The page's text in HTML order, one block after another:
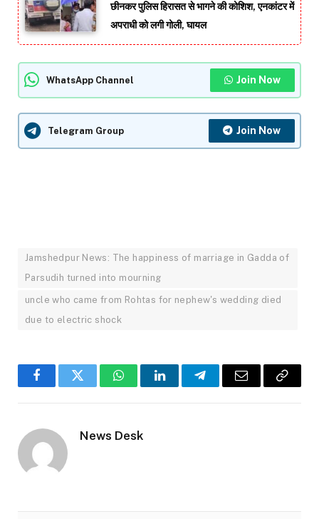
छीनकर पुलिस हिरासत से भागने की कोशिश, एनकांटर में
अपराधी को लगी गोली, घायल
WhatsApp Channel Join Now
Telegram Group Join Now
Jamshedpur News: The happiness of marriage in Gadda of
Parsudih turned into mourning
uncle who came from Rohtas for nephew's wedding died
due to electric shock
FacebookTwitter WhatsAppLinkedInTelegramEmail
Copy
News Desk